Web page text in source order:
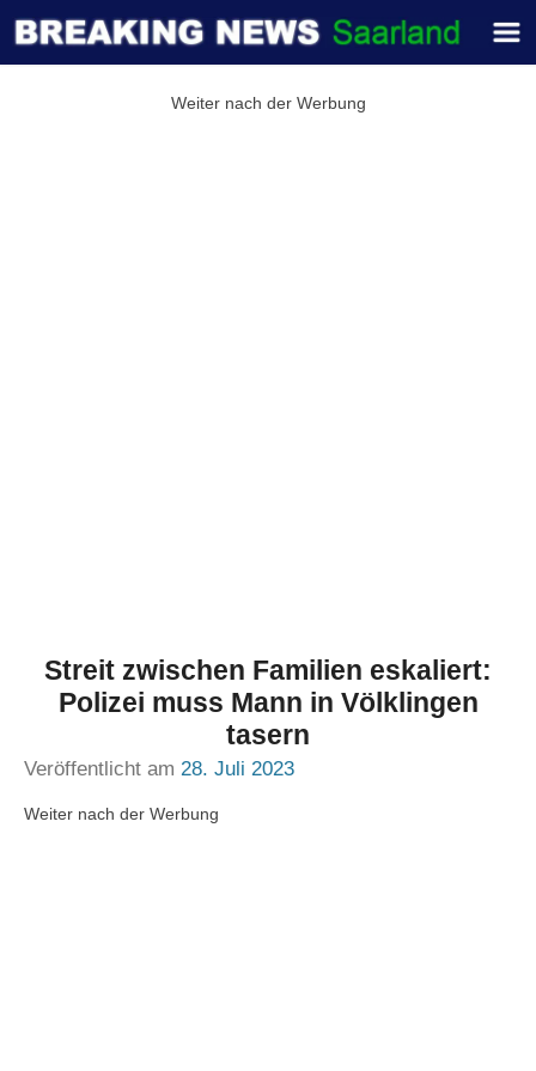
Weiter nach der Werbung
Streit zwischen Familien eskaliert:
Polizei muss Mann in Völklingen
tasern
Veröffentlicht am 28. Juli 2023
Weiter nach der Werbung